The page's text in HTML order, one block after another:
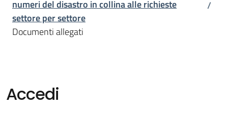
Novità
Menu selezionato
Fontanelice
numeri del disastro in collina alle richieste
settore per settore
/
Documenti allegati
Accedi